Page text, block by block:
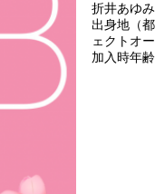
折井あゆ
出身地（
ェクトオ
加入時年